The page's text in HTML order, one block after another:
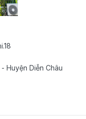
Huyện Diễn Châu